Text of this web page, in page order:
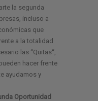
la segunda
incluso a
que
a la totalidad
las “Quitas“,
hacer frente
ayudamos y
Oportunidad